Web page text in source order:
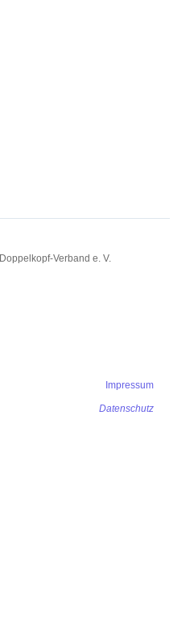
Verband e. V.
Impressum
Datenschutz